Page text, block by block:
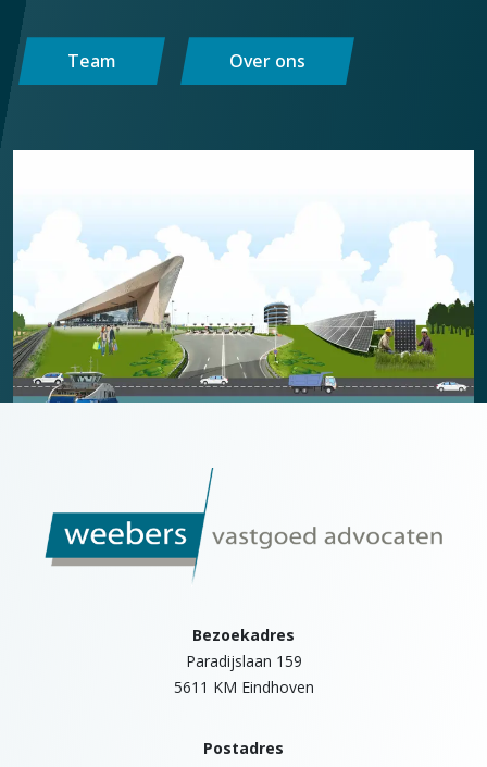
Team Over ons
Bezoekadres
Paradijslaan 159
5611 KM Eindhoven
Postadres